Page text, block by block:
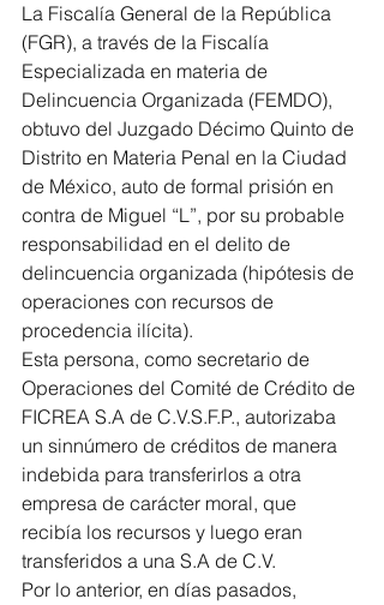
La Fiscalía General de la República
(FGR), a través de la Fiscalía
Especializada en materia de
Delincuencia Organizada (FEMDO),
obtuvo del Juzgado Décimo Quinto de
Distrito en Materia Penal en la Ciudad
de México, auto de formal prisión en
contra de Miguel “L”, por su probable
responsabilidad en el delito de
delincuencia organizada (hipótesis de
operaciones con recursos de
procedencia ilícita).
Esta persona, como secretario de
Operaciones del Comité de Crédito de
FICREA S.A de C.V.S.F.P., autorizaba
un sinnúmero de créditos de manera
indebida para transferirlos a otra
empresa de carácter moral, que
recibía los recursos y luego eran
transferidos a una S.A de C.V.
Por lo anterior, en días pasados,